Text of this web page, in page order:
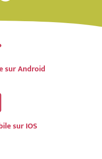
sur Android
sur IOS